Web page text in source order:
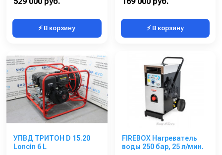
⚡ В корзину ⚡ В корзину
УПВД ТРИТОН D 15.20
Loncin 6 L
FIREBOX Нагреватель
воды 250 бар, 25 л/мин.